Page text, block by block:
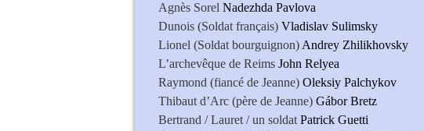
Agnès Sorel Nadezhda Pavlova
Dunois (Soldat français) Vladislav Sulimsky
Lionel (Soldat bourguignon) Andrey Zhilikhovsky
L’archevêque de Reims John Relyea
Raymond (fiancé de Jeanne) Oleksiy Palchykov
Thibaut d’Arc (père de Jeanne) Gábor Bretz
Bertrand / Lauret / un soldat Patrick Guetti